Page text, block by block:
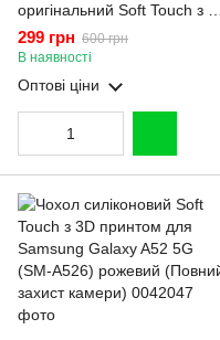
оригінальний Soft Touch з 3D
принтом милий ведмедик
для Samsung Galaxy A52 5G
(SM-A526) молочний
(Повний захист камери)
299 грн 600 грн
В наявності
Оптові ціни